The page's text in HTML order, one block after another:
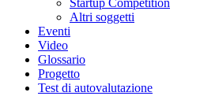
Startup Competition
Altri soggetti
Eventi
Video
Glossario
Progetto
Test di autovalutazione